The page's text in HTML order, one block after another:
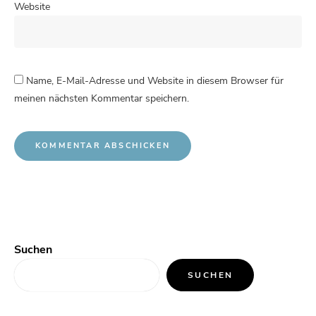
Website
Name, E-Mail-Adresse und Website in diesem Browser für
meinen nächsten Kommentar speichern.
Suchen
SUCHEN